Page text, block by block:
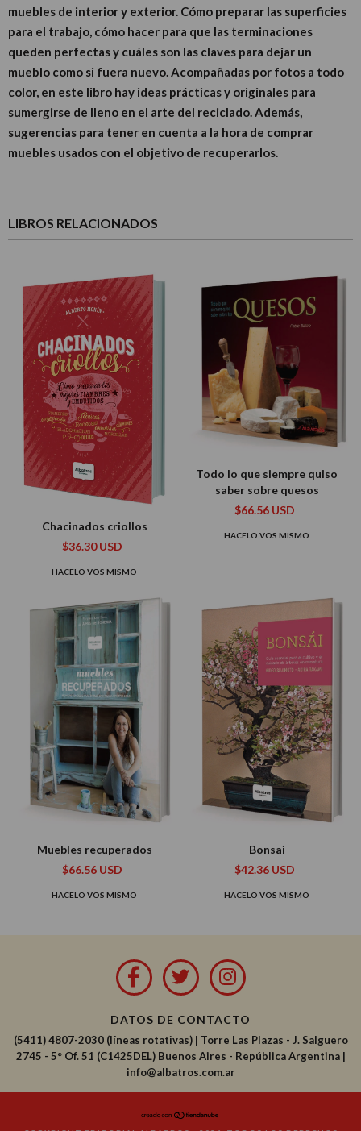
muebles de interior y exterior. Cómo preparar las superficies
para el trabajo, cómo hacer para que las terminaciones
queden perfectas y cuáles son las claves para dejar un
mueblo como si fuera nuevo. Acompañadas por fotos a todo
color, en este libro hay ideas prácticas y originales para
sumergirse de lleno en el arte del reciclado. Además,
sugerencias para tener en cuenta a la hora de comprar
muebles usados con el objetivo de recuperarlos.
LIBROS RELACIONADOS
Chacinados criollos
$36.30 USD
HACELO VOS MISMO
Todo lo que siempre quiso
saber sobre quesos
$66.56 USD
HACELO VOS MISMO
Muebles recuperados
$66.56 USD
HACELO VOS MISMO
Bonsai
$42.36 USD
HACELO VOS MISMO
DATOS DE CONTACTO
(5411) 4807-2030 (líneas rotativas)| Torre Las Plazas - J. Salguero
2745 - 5° Of. 51 (C1425DEL) Buenos Aires - República Argentina |
info@albatros.com.ar